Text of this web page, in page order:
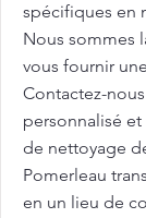
spécifiques en
Nous sommes
vous fournir
Contactez-
personnalisé
de nettoyage
Pomerleau
en un lieu de